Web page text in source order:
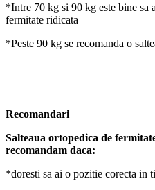
*Intre 70 kg si 90 kg este bine sa
fermitate ridicata
*Peste 90 kg se recomanda o
Recomandari
Salteaua ortopedica de
recomandam daca:
*doresti sa ai o pozitie corecta in